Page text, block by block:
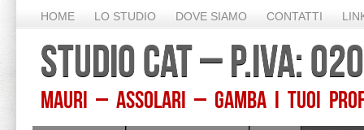
HOME LO STUDIO DOVE SIAMO CONTATTI
STUDIO CAT – P.IVA:
Mauri – Assolari – Gamba I TUOI